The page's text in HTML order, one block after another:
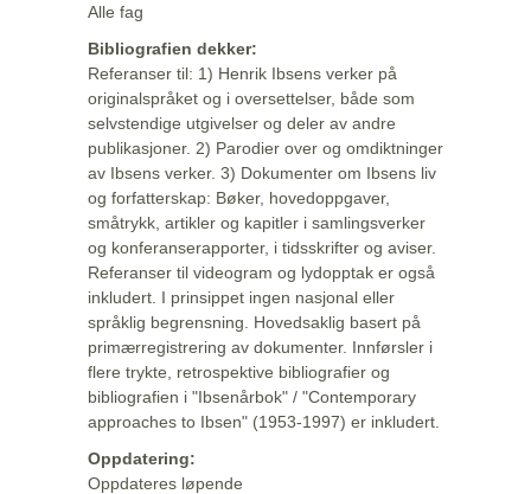
Alle fag
Bibliografien dekker:
Referanser til: 1) Henrik Ibsens verker på
originalspråket og i oversettelser, både som
selvstendige utgivelser og deler av andre
publikasjoner. 2) Parodier over og omdiktninger
av Ibsens verker. 3) Dokumenter om Ibsens liv
og forfatterskap: Bøker, hovedoppgaver,
småtrykk, artikler og kapitler i samlingsverker
og konferanserapporter, i tidsskrifter og aviser.
Referanser til videogram og lydopptak er også
inkludert. I prinsippet ingen nasjonal eller
språklig begrensning. Hovedsaklig basert på
primærregistrering av dokumenter. Innførsler i
flere trykte, retrospektive bibliografier og
bibliografien i "Ibsenårbok" / "Contemporary
approaches to Ibsen" (1953-1997) er inkludert.
Oppdatering:
Oppdateres løpende